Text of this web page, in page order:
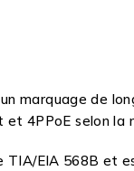
marquage de
et 4PPoE selon la
TIA/EIA 568B et